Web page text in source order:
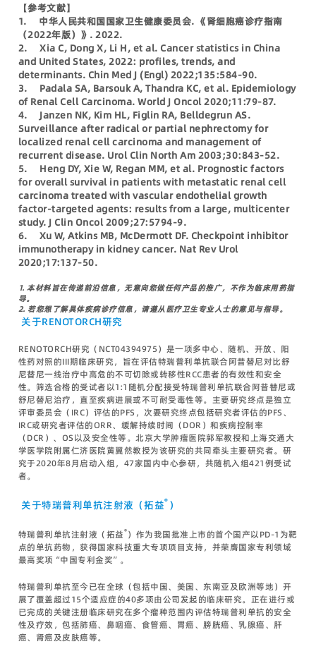
【参考文献】
1. 中华人民共和国国家卫生健康委员会. 《肾细胞癌诊疗指南
（2022年版）》. 2022.
2. Xia C, Dong X, Li H, et al. Cancer statistics in China
and United States, 2022: profiles, trends, and
determinants. Chin Med J (Engl) 2022;135:584-90.
3. Padala SA, Barsouk A, Thandra KC, et al. Epidemiology
of Renal Cell Carcinoma. World J Oncol 2020;11:79-87.
4. Janzen NK, Kim HL, Figlin RA, Belldegrun AS.
Surveillance after radical or partial nephrectomy for
localized renal cell carcinoma and management of
recurrent disease. Urol Clin North Am 2003;30:843-52.
5. Heng DY, Xie W, Regan MM, et al. Prognostic factors
for overall survival in patients with metastatic renal cell
carcinoma treated with vascular endothelial growth
factor-targeted agents: results from a large, multicenter
study. J Clin Oncol 2009;27:5794-9.
6. Xu W, Atkins MB, McDermott DF. Checkpoint inhibitor
immunotherapy in kidney cancer. Nat Rev Urol
2020;17:137-50.
1.本材料旨在传递前沿信息，无意向您做任何产品的推广，不作为临床用药指
导。
2. 若您想了解具体疾病诊疗信息，请遵从医疗卫生专业人士的意见与指导。
关于RENOTORCH研究
RENOTORCH研究（NCT04394975）是一项多中心、随机、开放、阳
性药对照的III期临床研究，旨在评估特瑞普利单抗联合阿昔替尼对比舒
尼替尼一线治疗中高危的不可切除或转移性RCC患者的有效性和安全
性。筛选合格的受试者以1:1随机分配接受特瑞普利单抗联合阿昔替尼或
舒尼替尼治疗，直至疾病进展或不可耐受毒性等。主要研究终点是独立
评审委员会（IRC）评估的PFS，次要研究终点包括研究者评估的PFS、
IRC或研究者评估的ORR、缓解持续时间（DOR）和疾病控制率
（DCR）、OS以及安全性等。北京大学肿瘤医院郭军教授和上海交通大
学医学院附属仁济医院黄翼然教授为该研究的共同牵头主要研究者。研
究于2020年8月启动入组，47家国内中心参研，共随机入组421例受试
者。
关于特瑞普利单抗注射液（拓益®）
特瑞普利单抗注射液（拓益®）作为我国批准上市的首个国产以PD-1为靶
点的单抗药物，获得国家科技重大专项项目支持，并荣膺国家专利领域
最高奖项“中国专利金奖”。
特瑞普利单抗至今已在全球（包括中国、美国、东南亚及欧洲等地）开
展了覆盖超过15个适应症的40多项由公司发起的临床研究。正在进行或
已完成的关键注册临床研究在多个瘤种范围内评估特瑞普利单抗的安全
性及疗效，包括肺癌、鼻咽癌、食管癌、胃癌、膀胱癌、乳腺癌、肝
癌、肾癌及皮肤癌等。